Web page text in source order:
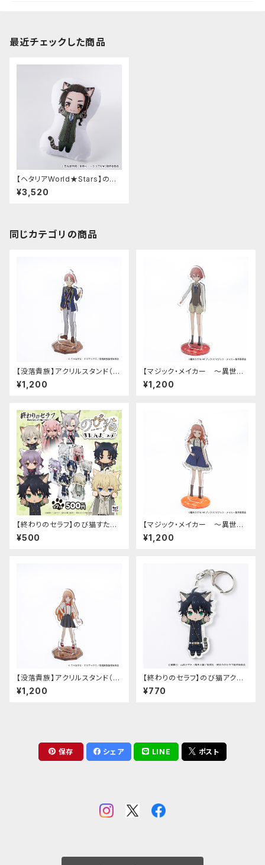
最近チェックした商品
【ヘタリアWorld★Stars】のび
猫クッション（中国）
¥3,520
同じカテゴリの商品
【没落貴族】アクリルスタンド（リ
アム）
¥1,200
【マジック・メイカー ～異世界
魔法の作り方～】アクリルスタン
ド（シオン）
¥1,200
【終わりのセラフ】のび猫すたん
だっぷ
¥500
【マジック・メイカー ～異世界
魔法の作り方～】アクリルスタン
ド（マリー）
¥1,200
【没落貴族】アクリルスタンド（少
女ラードーン）
¥1,200
【終わりのセラフ】のび猫アクリ
ルキーホルダー（百夜優一郎）
¥770
保存 シェア LINE ポスト